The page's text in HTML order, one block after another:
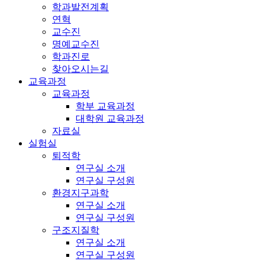
학과발전계획
연혁
교수진
명예교수진
학과진로
찾아오시는길
교육과정
교육과정
학부 교육과정
대학원 교육과정
자료실
실험실
퇴적학
연구실 소개
연구실 구성원
환경지구과학
연구실 소개
연구실 구성원
구조지질학
연구실 소개
연구실 구성원